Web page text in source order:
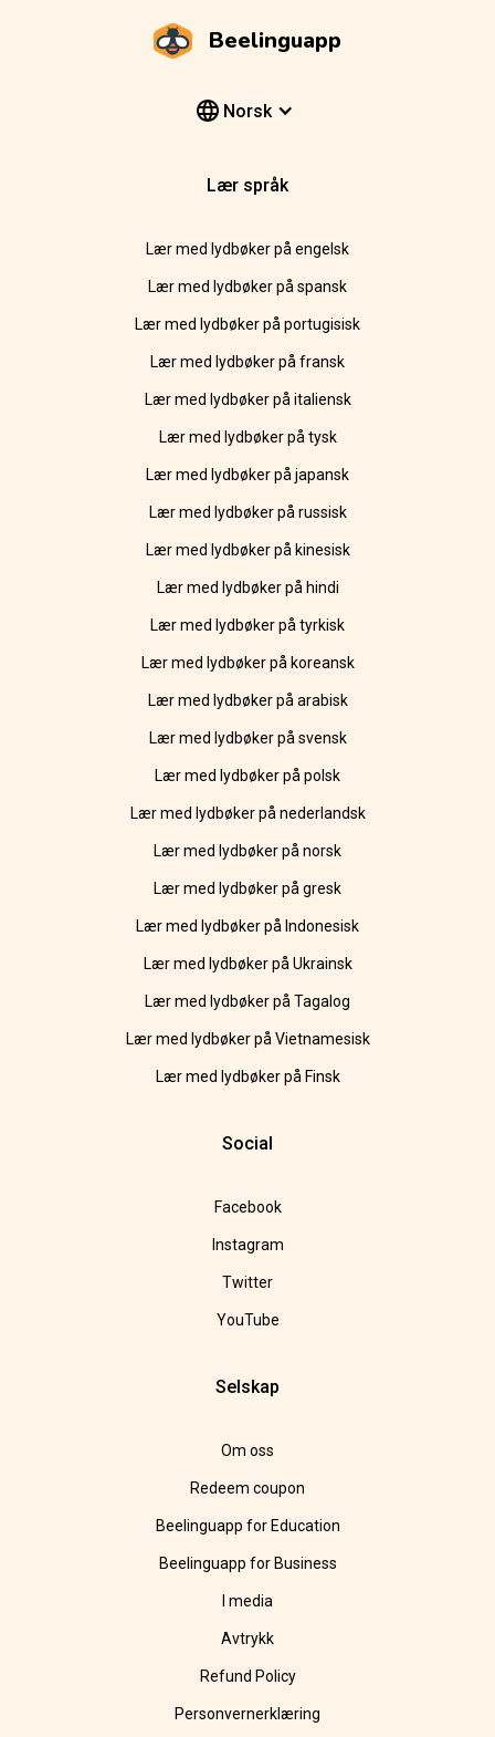
Beelinguapp
Norsk
Lær språk
Lær med lydbøker på engelsk
Lær med lydbøker på spansk
Lær med lydbøker på portugisisk
Lær med lydbøker på fransk
Lær med lydbøker på italiensk
Lær med lydbøker på tysk
Lær med lydbøker på japansk
Lær med lydbøker på russisk
Lær med lydbøker på kinesisk
Lær med lydbøker på hindi
Lær med lydbøker på tyrkisk
Lær med lydbøker på koreansk
Lær med lydbøker på arabisk
Lær med lydbøker på svensk
Lær med lydbøker på polsk
Lær med lydbøker på nederlandsk
Lær med lydbøker på norsk
Lær med lydbøker på gresk
Lær med lydbøker på Indonesisk
Lær med lydbøker på Ukrainsk
Lær med lydbøker på Tagalog
Lær med lydbøker på Vietnamesisk
Lær med lydbøker på Finsk
Social
Facebook
Instagram
Twitter
YouTube
Selskap
Om oss
Redeem coupon
Beelinguapp for Education
Beelinguapp for Business
I media
Avtrykk
Refund Policy
Personvernerklæring